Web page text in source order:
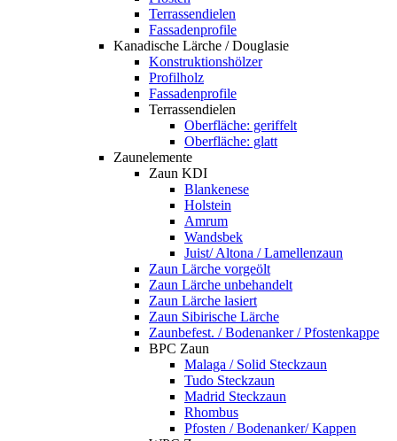
Terrassendielen
Fassadenprofile
Kanadische Lärche / Douglasie
Konstruktionshölzer
Profilholz
Fassadenprofile
Terrassendielen
Oberfläche: geriffelt
Oberfläche: glatt
Zaunelemente
Zaun KDI
Blankenese
Holstein
Amrum
Wandsbek
Juist/ Altona / Lamellenzaun
Zaun Lärche vorgeölt
Zaun Lärche unbehandelt
Zaun Lärche lasiert
Zaun Sibirische Lärche
Zaunbefest. / Bodenanker / Pfostenkappe
BPC Zaun
Malaga / Solid Steckzaun
Tudo Steckzaun
Madrid Steckzaun
Rhombus
Pfosten / Bodenanker/ Kappen